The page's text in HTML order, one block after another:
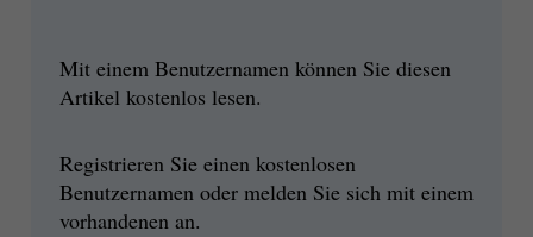
Mit einem Benutzernamen können Sie diesen
Artikel kostenlos lesen.
Registrieren Sie einen kostenlosen
Benutzernamen oder melden Sie sich mit einem
vorhandenen an.